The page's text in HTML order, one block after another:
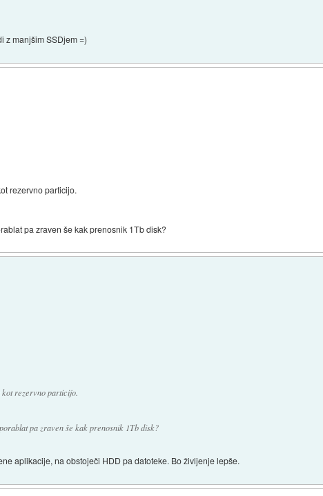
z manjšim SSDjem =)
rezervno particijo.
pa zraven še kak prenosnik 1Tb disk?
kot rezervno particijo.
pa zraven še kak prenosnik 1Tb disk?
aplikacije, na obstoječi HDD pa datoteke. Bo življenje lepše.